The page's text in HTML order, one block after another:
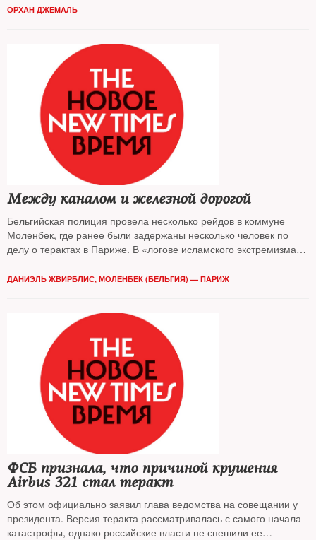
килограммовая бомба
ОРХАН ДЖЕМАЛЬ
Между каналом и железной дорогой
Бельгийская полиция провела несколько рейдов в коммуне
Моленбек, где ранее были задержаны несколько человек по
делу о терактах в Париже. В «логове исламского экстремизма
газеты, побывал корреспондент The New Times
ДАНИЭЛЬ ЖВИРБЛИС, МОЛЕНБЕК (БЕЛЬГИЯ) — ПАРИЖ
ФСБ признала, что причиной крушения
Airbus 321 стал теракт
Об этом официально заявил глава ведомства на совещании у
президента. Версия теракта рассматривалась с самого начала
катастрофы, однако российские власти не спешили ее